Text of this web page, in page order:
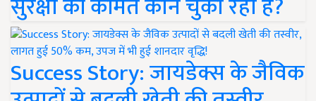
सुरक्षा की कीमत कौन चुका रहा है?
Success Story: जायडेक्स के जैविक